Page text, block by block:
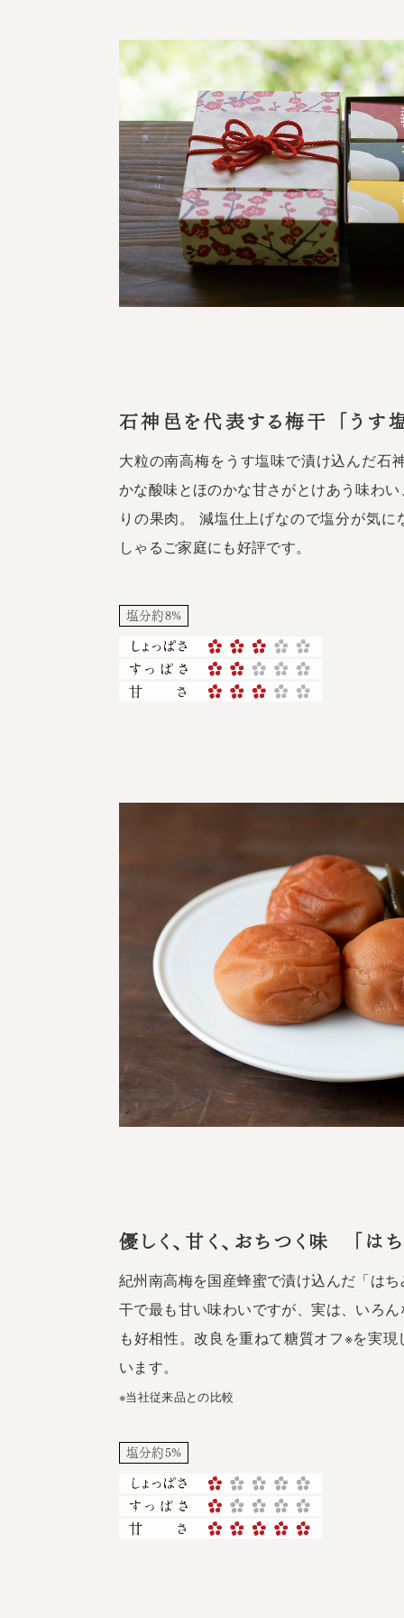
石神邑を代表する梅干 「うす
大粒の南高梅をうす塩味で漬け込んだ石
かな酸味とほのかな甘さがとけあう味わ
りの果肉。 減塩仕上げなので塩分が気
しゃるご家庭にも好評です。
塩分約8%
優しく、甘く、おちつく味 「は
紀州南高梅を国産蜂蜜で漬け込んだ「は
干で最も甘い味わいですが、実は、いろ
も好相性。改良を重ねて糖質オフ※を実
います。
※当社従来品との比較
塩分約5%